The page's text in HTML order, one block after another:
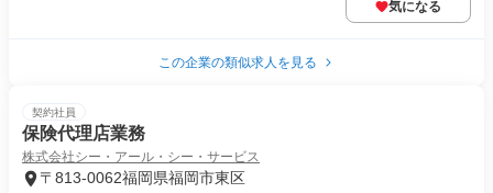
気になる
この企業の類似求人を見る
契約社員
保険代理店業務
株式会社シー・アール・シー・サービス
〒813-0062福岡県福岡市東区